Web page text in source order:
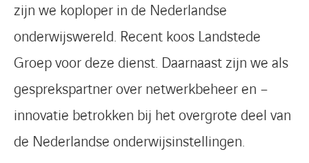
zijn we koploper in de Nederlandse
onderwijswereld. Recent koos Landstede
Groep voor deze dienst. Daarnaast zijn we als
gesprekspartner over netwerkbeheer en –
innovatie betrokken bij het overgrote deel van
de Nederlandse onderwijsinstellingen.